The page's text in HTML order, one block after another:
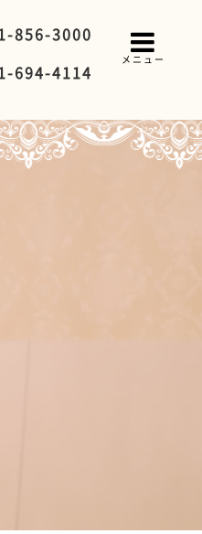
856-3000
694-4114
メニュー